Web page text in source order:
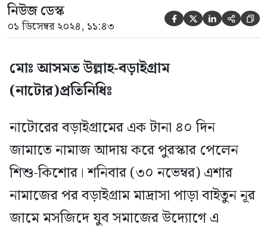
নিউজ ডেস্ক
০১ ডিসেম্বর ২০২৪, ১১:৪৩     
মোঃ আসমত উল্লাহ-বড়াইগ্রাম
(নাটোর)প্রতিনিধিঃ
নাটোরের বড়াইগ্রামের এক টানা ৪০ দিন
জামাতে নামাজ আদায় করে পুরস্কার পেলেন
শিশু-কিশোর। শনিবার (৩০ নভেম্বর) এশার
নামাজের পর বড়াইগ্রাম মাদ্রাসা পাড়া বাইতুন নূর
জামে মসজিদে যুব সমাজের উদ্যোগে এ